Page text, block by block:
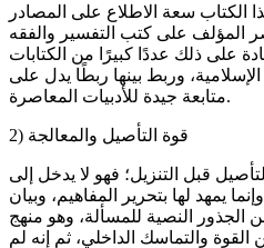
الكتاب سعة الاطلاع على المصادر
المؤلف على كتب التفسير والفقه
على ذلك عددًا كبيرًا من الكتابات
الإسلامية، وربط بينها ربطًا يدل على
متابعة جيدة للأدبيات المعاصرة.
2) قوة التأصيل والمعالجة
قبل التنزيل؛ فهو لا يدخل إلى
يمهد لها بتحرير المفاهيم، وبيان
الجذور النصية للمسألة، وهو منهج
والتماسك الداخلي، ثم إنه لم